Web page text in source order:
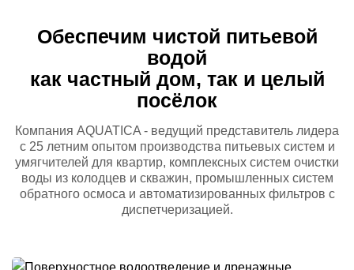
Обеспечим чистой питьевой
водой
как частный дом, так и целый
посёлок
Компания AQUATICA - ведущий представитель лидера
с 25 летним опытом производства питьевых систем и
умягчителей для квартир, комплексных систем очистки
воды из колодцев и скважин, промышленных систем
обратного осмоса и автоматизированных фильтров с
диспетчеризацией.